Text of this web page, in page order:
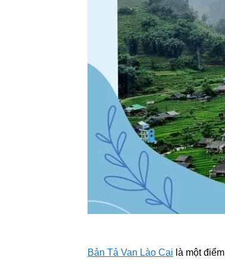
Bản Tả Van Lào Cai là một